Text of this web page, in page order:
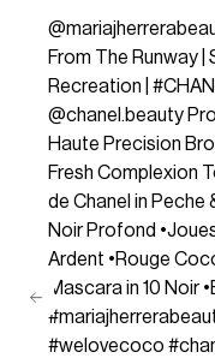
From The Runway
Recreation |
@chanel.beauty
Haute Precision
Fresh Complexion
de Chanel in Peche
Noir Profond
Ardent •Rouge
Mascara in 10 Noir
#welovecoco